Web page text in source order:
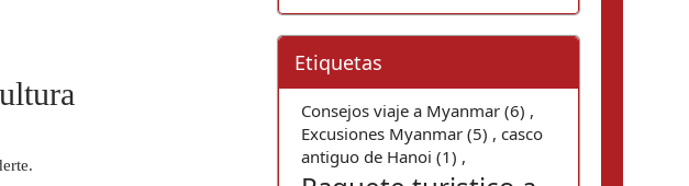
Etiquetas
Consejos viaje a Myanmar (6) ,
Excusiones Myanmar (5) , casco
antiguo de Hanoi (1) ,